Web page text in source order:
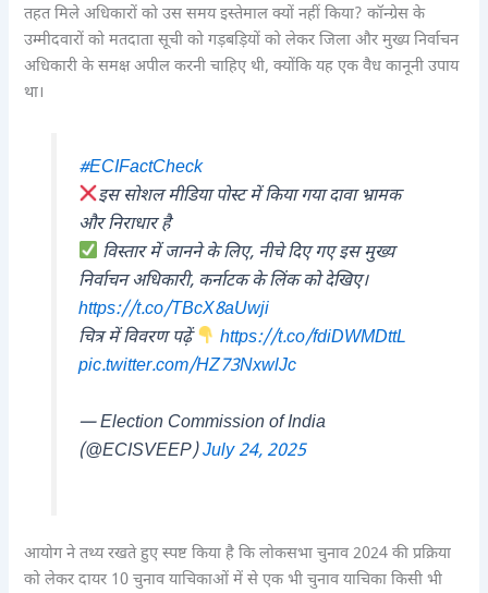
तहत मिले अधिकारों को उस समय इस्तेमाल क्यों नहीं किया? कॉन्ग्रेस के
उम्मीदवारों को मतदाता सूची को गड़बड़ियों को लेकर जिला और मुख्य निर्वाचन
अधिकारी के समक्ष अपील करनी चाहिए थी, क्योंकि यह एक वैध कानूनी उपाय
था।
#ECIFactCheck
इस सोशल मीडिया पोस्ट में किया गया दावा भ्रामक
और निराधार है
विस्तार में जानने के लिए, नीचे दिए गए इस मुख्य
निर्वाचन अधिकारी, कर्नाटक के लिंक को देखिए।
https://t.co/TBcX8aUwji
चित्र में विवरण पढ़ें
https://t.co/fdiDWMDttL
pic.twitter.com/HZ73NxwlJc
— Election Commission of India
(@ECISVEEP)July 24, 2025
आयोग ने तथ्य रखते हुए स्पष्ट किया है कि लोकसभा चुनाव 2024 की प्रक्रिया
को लेकर दायर 10 चुनाव याचिकाओं में से एक भी चुनाव याचिका किसी भी